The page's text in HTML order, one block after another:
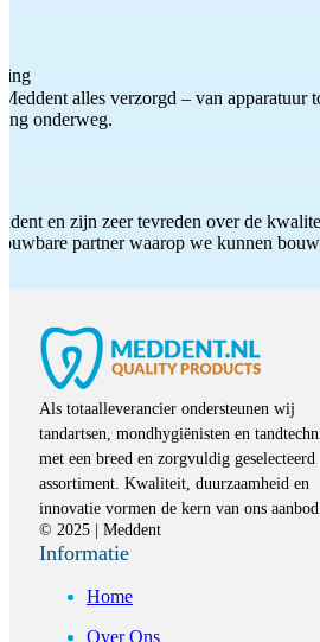
alles verzorgd – van
onderweg.
en zijn zeer tevreden over de
partner waarop we kunnen
Als totaalleverancier ondersteunen wij
tandartsen, mondhygiënisten en
met een breed en zorgvuldig geselecteerd
assortiment. Kwaliteit, duurzaamheid en
innovatie vormen de kern van ons
© 2025 | Meddent
Informatie
Home
Over Ons